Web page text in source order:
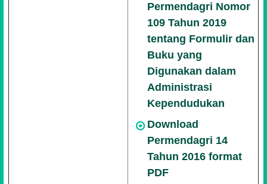
Permendagri Nomor
109 Tahun 2019
tentang Formulir dan
Buku yang
Digunakan dalam
Administrasi
Kependudukan
Download
Permendagri 14
Tahun 2016 format
PDF